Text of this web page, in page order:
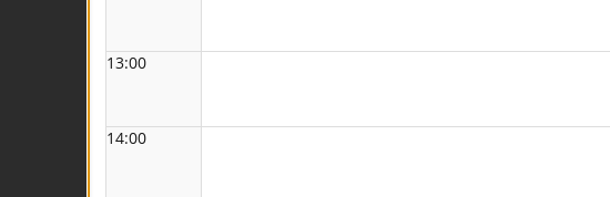
13:00
14:00